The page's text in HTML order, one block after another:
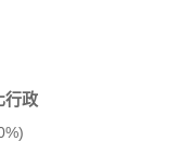
行政